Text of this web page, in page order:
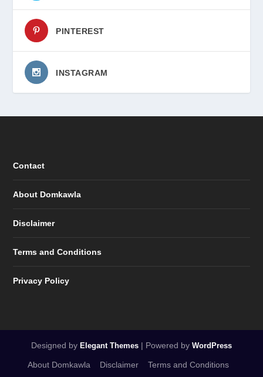
PINTEREST
INSTAGRAM
Contact
About Domkawla
Disclaimer
Terms and Conditions
Privacy Policy
Designed by Elegant Themes | Powered by WordPress
About Domkawla Disclaimer Terms and Conditions